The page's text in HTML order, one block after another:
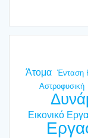
Άτομα Ένταση
Αστροφυσική
Εικονικό